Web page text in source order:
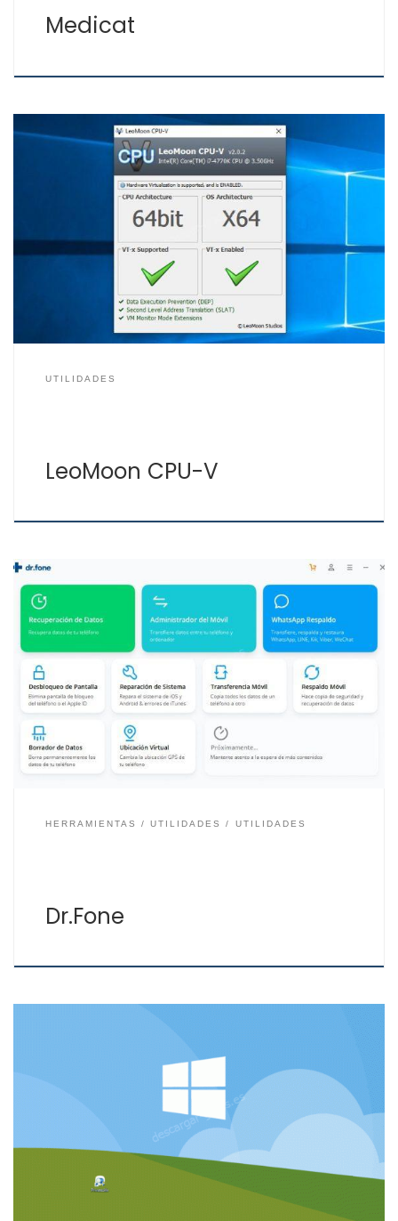
Medicat
¿Alguna vez te has preguntado si tu equipo soportaría
virtualización de hardware?, pues con LeoMoon es muy
fácil saberlo, esta aplicación supersencilla de usar para
saber si el procesador de tu equipo soporta
virtualización y qué arquitectura es, 32 ó 64 bits. Al igual
que nos informa de si el […]
UTILIDADES
LeoMoon CPU-V
Con Dr.Fone puedes sacar todo el partido a tu móvil, ya
se un iPhone (iOS) o un Android. Con esta aplicación
puedes realizar copias de seguridad de tu teléfono y
restaurarlas cuando te hagan falta, gestionar las
características del móvil, transferir fotos, música y
otros documentos, duplicar la pantalla, controlar […]
HERRAMIENTAS UTILIDADES UTILIDADES
Dr.Fone
Si eres usuario de Windows 10 y quieres aumentar tu
privacidad, existen modos de modificar los parámetros
en Windows, pero no todos son fáciles de usar. Si
quieres usar una aplicación fácil para gestionar los
parámetros de privacidad de Windows puedes usar
Privatezilla. Privatezilla es gratis y fácil de usar, […]